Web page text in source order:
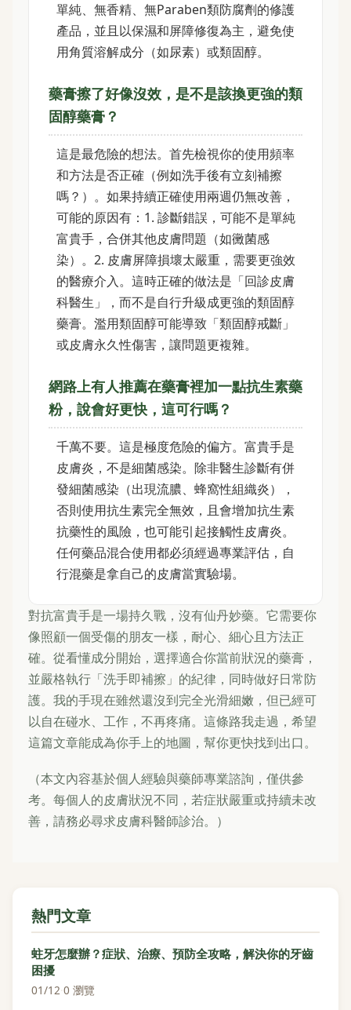
單純、無香精、無Paraben類防腐劑的修護
產品，並且以保濕和屏障修復為主，避免使
用角質溶解成分（如尿素）或類固醇。
藥膏擦了好像沒效，是不是該換更強的類
固醇藥膏？
這是最危險的想法。首先檢視你的使用頻率
和方法是否正確（例如洗手後有立刻補擦
嗎？）。如果持續正確使用兩週仍無改善，
可能的原因有：1. 診斷錯誤，可能不是單純
富貴手，合併其他皮膚問題（如黴菌感
染）。2. 皮膚屏障損壞太嚴重，需要更強效
的醫療介入。這時正確的做法是「回診皮膚
科醫生」，而不是自行升級成更強的類固醇
藥膏。濫用類固醇可能導致「類固醇戒斷」
或皮膚永久性傷害，讓問題更複雜。
網路上有人推薦在藥膏裡加一點抗生素藥
粉，說會好更快，這可行嗎？
千萬不要。這是極度危險的偏方。富貴手是
皮膚炎，不是細菌感染。除非醫生診斷有併
發細菌感染（出現流膿、蜂窩性組織炎），
否則使用抗生素完全無效，且會增加抗生素
抗藥性的風險，也可能引起接觸性皮膚炎。
任何藥品混合使用都必須經過專業評估，自
行混藥是拿自己的皮膚當實驗場。
對抗富貴手是一場持久戰，沒有仙丹妙藥。它需要你
像照顧一個受傷的朋友一樣，耐心、細心且方法正
確。從看懂成分開始，選擇適合你當前狀況的藥膏，
並嚴格執行「洗手即補擦」的紀律，同時做好日常防
護。我的手現在雖然還沒到完全光滑細嫩，但已經可
以自在碰水、工作，不再疼痛。這條路我走過，希望
這篇文章能成為你手上的地圖，幫你更快找到出口。
（本文內容基於個人經驗與藥師專業諮詢，僅供參
考。每個人的皮膚狀況不同，若症狀嚴重或持續未改
善，請務必尋求皮膚科醫師診治。）
熱門文章
蛀牙怎麼辦？症狀、治療、預防全攻略，解決你的牙齒
困擾
01/12·0 瀏覽